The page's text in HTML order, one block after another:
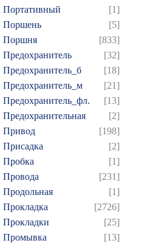
Портативный
[1]
Поршень
[5]
Поршня
[833]
Предохранитель
[32]
Предохранитель_б
[18]
Предохранитель_м
[21]
Предохранитель_фл.
[13]
Предохранительная
[2]
Привод
[198]
Присадка
[2]
Пробка
[1]
Провода
[231]
Продольная
[1]
Прокладка
[2726]
Прокладки
[25]
Промывка
[13]